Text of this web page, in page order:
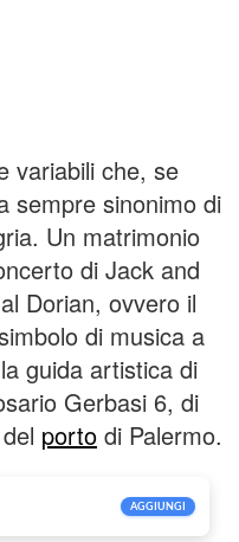
variabili che, se
sempre sinonimo di
Un matrimonio
di Jack and
Dorian, ovvero il
di musica a
guida artistica di
Gerbasi 6, di
del porto di Palermo.
AGGIUNGI